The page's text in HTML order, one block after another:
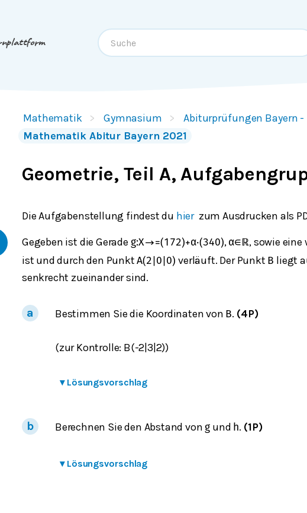
Mathematik Gymnasium
Abiturprüfungen Bayern
Mathematik Abitur Bayern 2021
Geometrie, Teil A,
Die Aufgabenstellung findest du hierzum Ausdrucken als
Gegeben ist die Gerade g:X→=(1 72)+α⋅(340), α∈ ℝ, sowie eine
ist und durch den PunktA(2 0 0) verläuft. Der Punkt B liegt
senkrecht zueinander sind.
Bestimmen Sie die Koordinaten von B. (4P)
(zur Kontrolle: B(-2|3|2))
▾ Lösungsvorschlag
Berechnen Sie den Abstand von g und h. (1P)
▾ Lösungsvorschlag